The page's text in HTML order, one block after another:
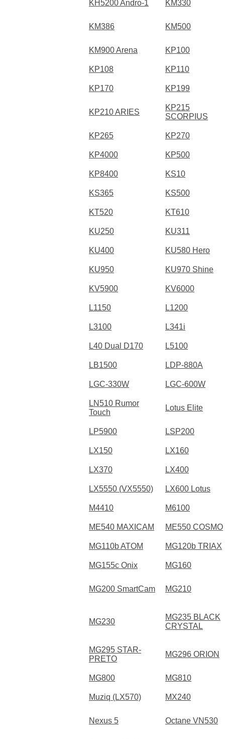
KH5200 Andro-1 KM330
KM386 KM500
KM900 Arena KP100
KP108 KP110
KP170 KP199
KP210 ARIES
KP215
SCORPIUS
KP265 KP270
KP4000 KP500
KP8400 KS10
KS365 KS500
KT520 KT610
KU250 KU311
KU400 KU580 Hero
KU950 KU970 Shine
KV5900 KV6000
L1150 L1200
L3100 L341i
L40 Dual D170 L5100
LB1500 LDP-880A
LGC-330W LGC-600W
LN510 Rumor
Touch
Lotus Elite
LP5900 LSP200
LX150 LX160
LX370 LX400
LX5550 (VX5550) LX600 Lotus
M4410 M6100
ME540 MAXICAM ME550 COSMO
MG110b ATOM MG120b TRIAX
MG155c Onix MG160
MG200 SmartCam MG210
MG230
MG235 BLACK
CRYSTAL
MG295 STAR-
PRETO
MG296 ORION
MG800 MG810
Muziq (LX570) MX240
Nexus 5 Octane VN530